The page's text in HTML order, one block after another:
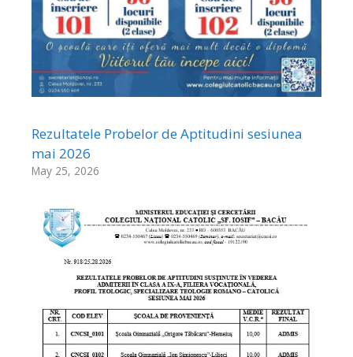
Rezultatele Probelor de Aptitudini sesiunea
mai 2026
May 25, 2026